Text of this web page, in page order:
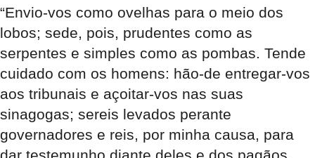
“Envio-vos como ovelhas para o meio dos
lobos; sede, pois, prudentes como as
serpentes e simples como as pombas. Tende
cuidado com os homens: hão-de entregar-vos
aos tribunais e açoitar-vos nas suas
sinagogas; sereis levados perante
governadores e reis, por minha causa, para
dar testemunho diante deles e dos pagãos.